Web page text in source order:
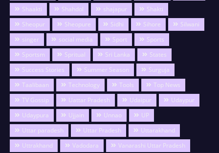
Shaakti
Shahdol shajapur
Shakti
Sheopur
Sheopure Sidhi Sihore
Silwani
singer
social media Sport
Sports
Sportsm
Spritual Sri Lanka
States
Success Stories
Summer Season
Surguja
Taalibaan
Technology Tools
Top News
TV Gossip
Uattar Pradesh Udaipur
Udaypur
Udaypura
Ujjain Unnao
UP
Uttar paradesh
Uttar Pradesh
Uttarakhand
Uttrakhand
Vadodara
Vanarashi Uttar Pradesh